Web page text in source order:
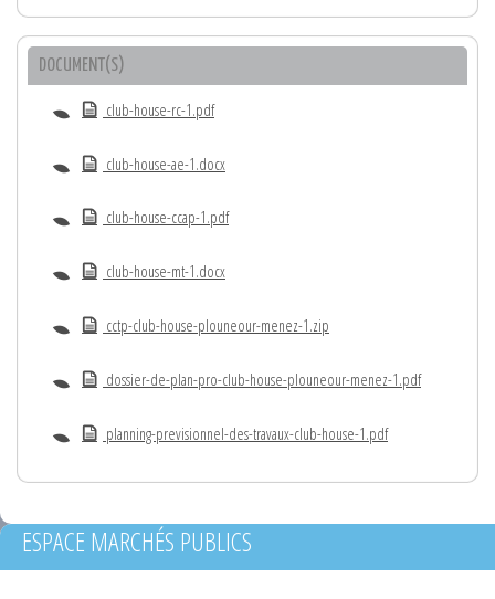
DOCUMENT(S)
club-house-rc-1.pdf
club-house-ae-1.docx
club-house-ccap-1.pdf
club-house-mt-1.docx
cctp-club-house-plouneour-menez-1.zip
dossier-de-plan-pro-club-house-plouneour-menez-1.pdf
planning-previsionnel-des-travaux-club-house-1.pdf
ESPACE MARCHÉS PUBLICS